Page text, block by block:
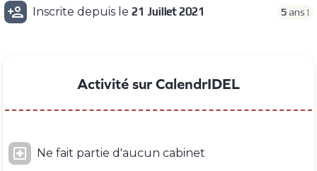
 Inscrite depuis le21 Juillet 2021 5ans !
Activité sur CalendrIDEL
 Ne fait partie d'aucun cabinet